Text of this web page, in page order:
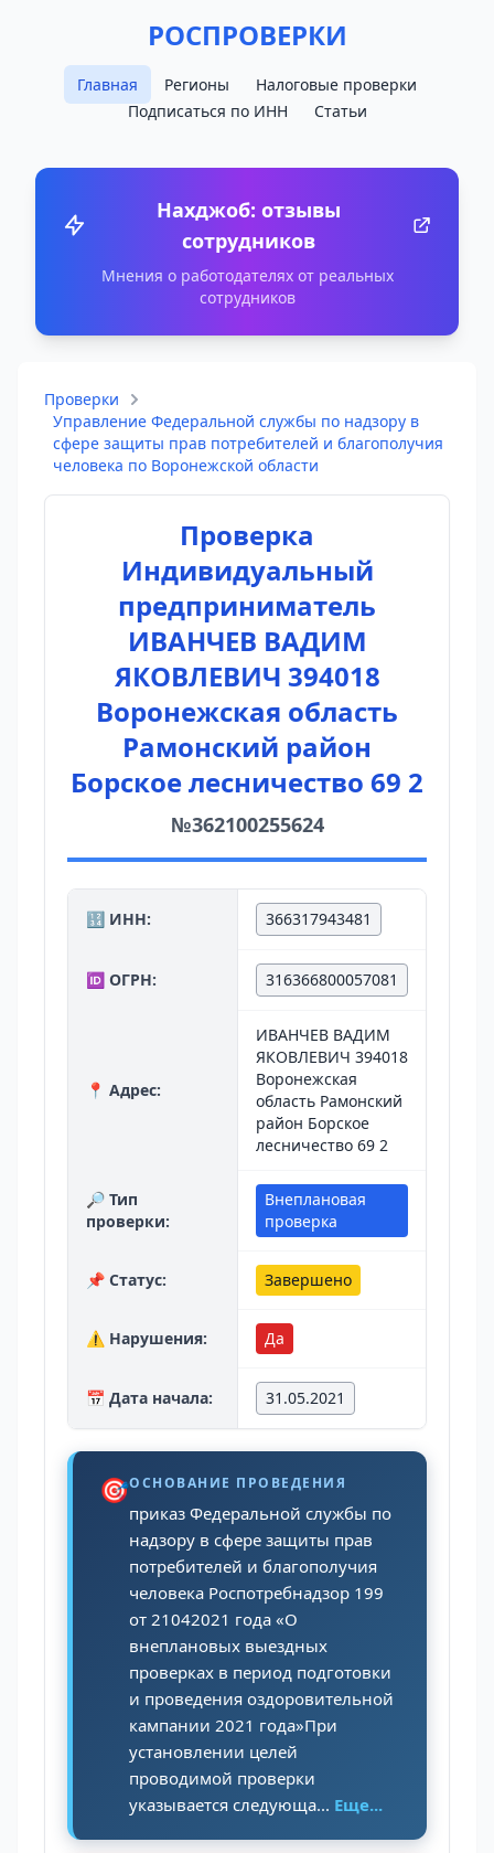
РОСПРОВЕРКИ
Главная Регионы
Налоговые проверки
Подписаться по ИНН
Статьи
Нахджоб: отзывы
сотрудников
Мнения о работодателях от реальных
сотрудников
Проверки
Управление Федеральной службы по надзору в
сфере защиты прав потребителей и благополучия
человека по Воронежской области
Проверка
Индивидуальный
предприниматель
ИВАНЧЕВ ВАДИМ
ЯКОВЛЕВИЧ 394018
Воронежская область
Рамонский район
Борское лесничество 69 2
№362100255624
🔢 ИНН: 366317943481
🆔 ОГРН: 316366800057081
📍 Адрес:
ИВАНЧЕВ ВАДИМ
ЯКОВЛЕВИЧ 394018
Воронежская
область Рамонский
район Борское
лесничество 69 2
🔎 Тип
проверки:
Внеплановая
проверка
📌 Статус: Завершено
⚠️ Нарушения: Да
📅 Дата начала: 31.05.2021
🎯ОСНОВАНИЕ ПРОВЕДЕНИЯ
приказ Федеральной службы по
надзору в сфере защиты прав
потребителей и благополучия
человека Роспотребнадзор 199
от 21042021 года «О
внеплановых выездных
проверках в период подготовки
и проведения оздоровительной
кампании 2021 года»При
установлении целей
проводимой проверки
указывается следующа... Еще...